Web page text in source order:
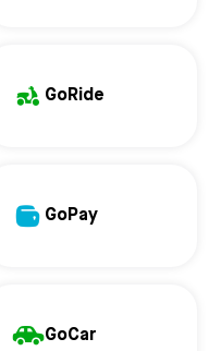
GoRide
GoPay
GoCar